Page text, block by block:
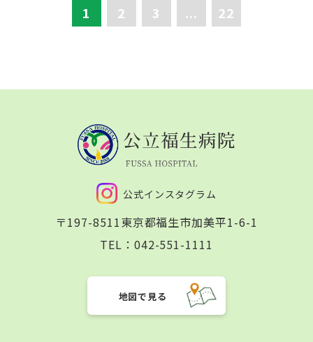
1 2 3 ... 22
公式インスタグラム
〒197-8511東京都福生市加美平1-6-1
TEL： 042-551-1111
地図で見る